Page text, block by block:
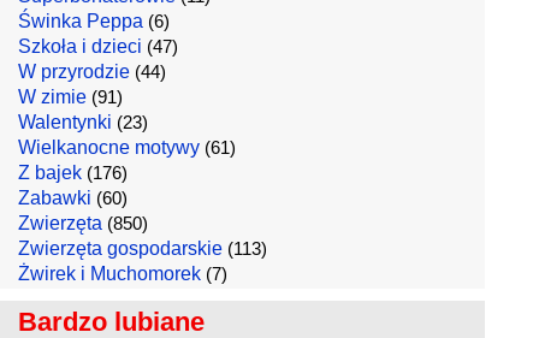
Świnka Peppa (6)
Szkoła i dzieci (47)
W przyrodzie (44)
W zimie (91)
Walentynki (23)
Wielkanocne motywy (61)
Z bajek (176)
Zabawki (60)
Zwierzęta (850)
Zwierzęta gospodarskie (113)
Żwirek i Muchomorek (7)
Bardzo lubiane